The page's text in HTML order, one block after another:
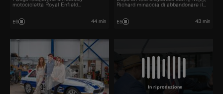
motocicletta Royal Enfield
Richard, Neil e Andrew decidono di
di Biarritz.
E6 44 min
Richard minaccia di abbandonare il
E5 43 min
In riproduzione